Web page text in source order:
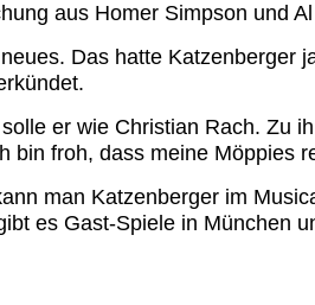
aus Homer Simpson und
Das hatte Katzenberger
er wie Christian Rach. Zu
bin froh, dass meine Möppies
man Katzenberger im
es Gast-Spiele in München